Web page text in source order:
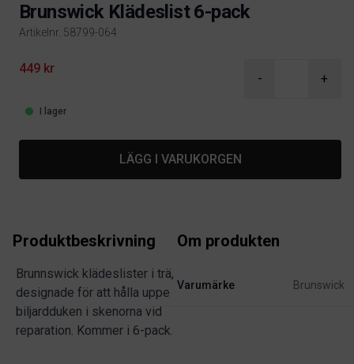
Brunswick Klädeslist 6-pack
Artikelnr. 58799-064
Product information
449 kr
- +
I lager
LÄGG I VARUKORGEN
Produktbeskrivning
Brunnswick klädeslister i trä,
designade för att hålla uppe
biljardduken i skenorna vid
reparation. Kommer i 6-pack.
Om produkten
Varumärke Brunswick